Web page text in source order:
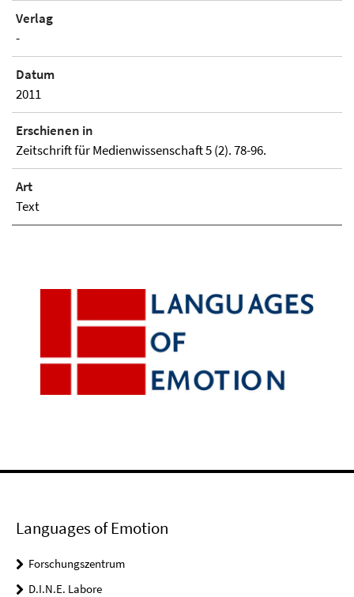
Verlag
-
Datum
2011
Erschienen in
Zeitschrift für Medienwissenschaft 5 (2). 78-96.
Art
Text
Languages of Emotion
Forschungszentrum
D.I.N.E. Labore